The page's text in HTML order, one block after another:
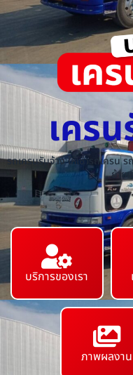
เคร
รถเครนรับจ้าง ให้เช่ารถเครน
ย้าย
บริการของเรา
ภาพผลงาน